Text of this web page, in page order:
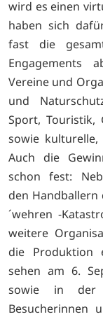
wird es einen
haben sich
fast die
Engagements
Vereine und
und
Sport, Touristik,
sowie kulturelle,
Auch die
schon fest:
den Handballern
´wehren -
weitere
die Produktion
sehen am 6.
sowie in der
Besucherinnen